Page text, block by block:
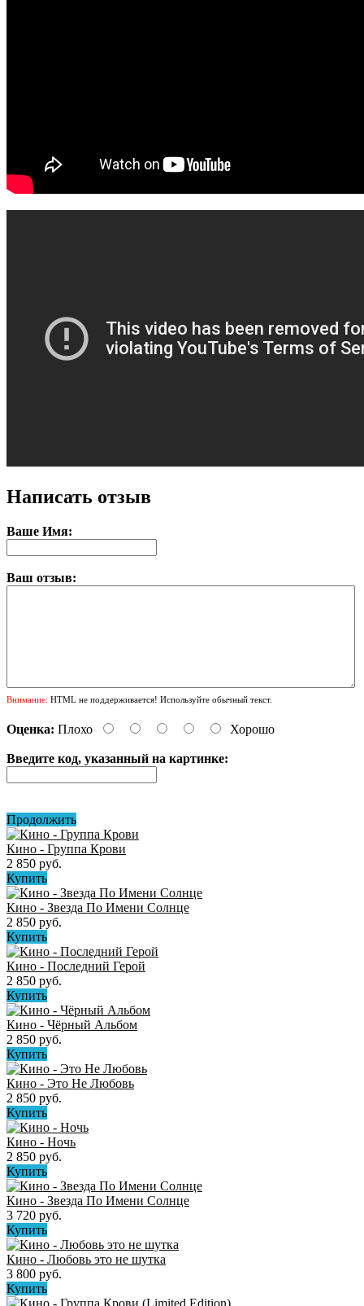
Написать отзыв
Ваше Имя:
Ваш отзыв:
Внимание: HTML не поддерживается! Используйте обычный текст.
Оценка: Плохо Хорошо
Введите код, указанный на картинке:
Продолжить
Кино - Группа Крови
2 850 руб.
Купить
Кино - Звезда По Имени Солнце
2 850 руб.
Купить
Кино - Последний Герой
2 850 руб.
Купить
Кино - Чёрный Альбом
2 850 руб.
Купить
Кино - Это Не Любовь
2 850 руб.
Купить
Кино ‎- Ночь
2 850 руб.
Купить
Кино - Звезда По Имени Солнце
3 720 руб.
Купить
Кино - Любовь это не шутка
3 800 руб.
Купить